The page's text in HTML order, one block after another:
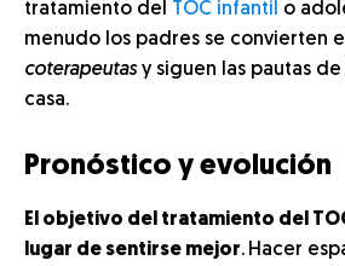
tratamiento del
TOC infantil
o
menudo los padres se convierten
coterapeutasy siguen las pautas
casa.
Pronóstico y evolución
El objetivo del tratamiento del
lugar de sentirse mejor. Hacer